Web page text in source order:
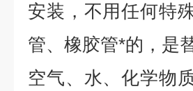
安装，不用任何特
管、橡胶管*的，是
空气、水、化学物